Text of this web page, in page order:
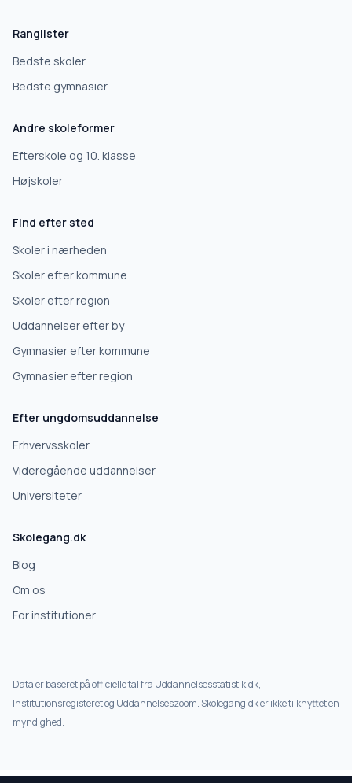
Ranglister
Bedste skoler
Bedste gymnasier
Andre skoleformer
Efterskole og 10. klasse
Højskoler
Find efter sted
Skoler i nærheden
Skoler efter kommune
Skoler efter region
Uddannelser efter by
Gymnasier efter kommune
Gymnasier efter region
Efter ungdomsuddannelse
Erhvervsskoler
Videregående uddannelser
Universiteter
Skolegang.dk
Blog
Om os
For institutioner
Data er baseret på officielle tal fra Uddannelsesstatistik.dk,
Institutionsregisteret og Uddannelseszoom. Skolegang.dk er ikke tilknyttet en
myndighed.